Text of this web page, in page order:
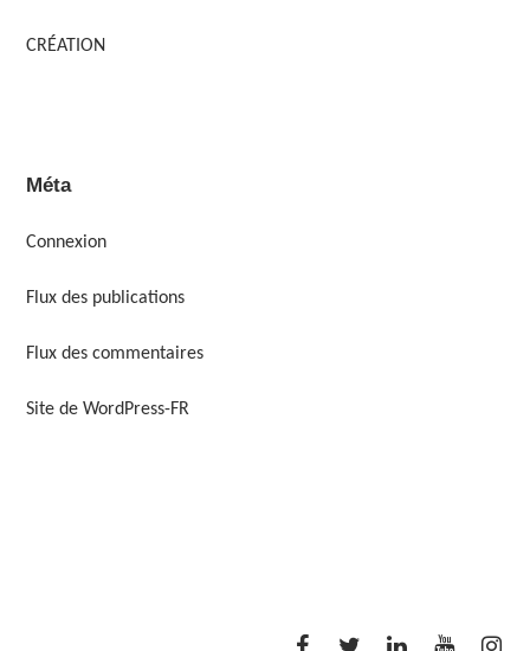
CRÉATION
Méta
Connexion
Flux des publications
Flux des commentaires
Site de WordPress-FR